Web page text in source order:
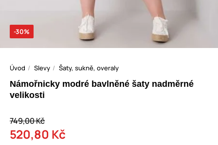
-30%
Úvod Slevy Šaty, sukně, overaly
Námořnicky modré bavlněné šaty nadměrné
velikosti
749,00 Kč
520,80 Kč